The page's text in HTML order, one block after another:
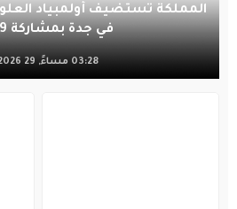
في جدة بمشاركة 19 دولة
03:28 مساءً, 29 Jul 2026